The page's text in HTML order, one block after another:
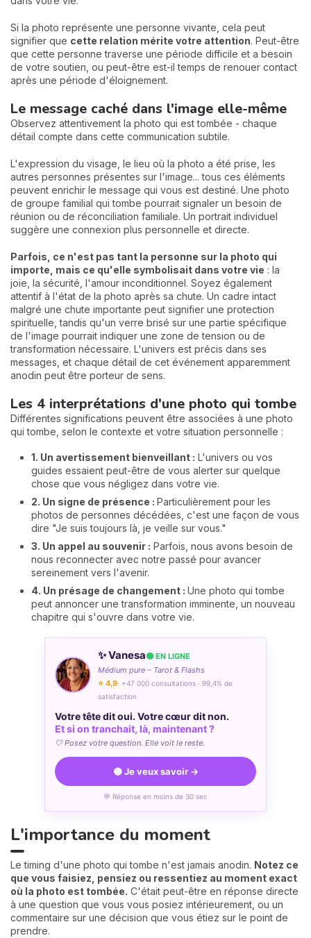
Si la photo représente une personne vivante, cela peut
signifier que cette relation mérite votre attention. Peut-être
que cette personne traverse une période difficile et a besoin
de votre soutien, ou peut-être est-il temps de renouer contact
après une période d'éloignement.
Le message caché dans l'image elle-même
Observez attentivement la photo qui est tombée - chaque
détail compte dans cette communication subtile.
L'expression du visage, le lieu où la photo a été prise, les
autres personnes présentes sur l'image... tous ces éléments
peuvent enrichir le message qui vous est destiné. Une photo
de groupe familial qui tombe pourrait signaler un besoin de
réunion ou de réconciliation familiale. Un portrait individuel
suggère une connexion plus personnelle et directe.
Parfois, ce n'est pas tant la personne sur la photo qui
importe, mais ce qu'elle symbolisait dans votre vie : la
joie, la sécurité, l'amour inconditionnel. Soyez également
attentif à l'état de la photo après sa chute. Un cadre intact
malgré une chute importante peut signifier une protection
spirituelle, tandis qu'un verre brisé sur une partie spécifique
de l'image pourrait indiquer une zone de tension ou de
transformation nécessaire. L'univers est précis dans ses
messages, et chaque détail de cet événement apparemment
anodin peut être porteur de sens.
Les 4 interprétations d'une photo qui tombe
Différentes significations peuvent être associées à une photo
qui tombe, selon le contexte et votre situation personnelle :
1. Un avertissement bienveillant : L'univers ou vos
guides essaient peut-être de vous alerter sur quelque
chose que vous négligez dans votre vie.
2. Un signe de présence : Particulièrement pour les
photos de personnes décédées, c'est une façon de vous
dire "Je suis toujours là, je veille sur vous."
3. Un appel au souvenir : Parfois, nous avons besoin de
nous reconnecter avec notre passé pour avancer
sereinement vers l'avenir.
4. Un présage de changement : Une photo qui tombe
peut annoncer une transformation imminente, un nouveau
chapitre qui s'ouvre dans votre vie.
✨ Vanesa🟢 EN LIGNE
Médium pure – Tarot & Flashs
⭐ 4,9· +47 000 consultations · 99,4% de
satisfaction
Votre tête dit oui. Votre cœur dit non.
Et si on tranchait, là, maintenant ?
🤍 Posez votre question. Elle voit le reste.
🟣 Je veux savoir →
💬 Réponse en moins de 30 sec
L'importance du moment
Le timing d'une photo qui tombe n'est jamais anodin. Notez ce
que vous faisiez, pensiez ou ressentiez au moment exact
où la photo est tombée. C'était peut-être en réponse directe
à une question que vous vous posiez intérieurement, ou un
commentaire sur une décision que vous étiez sur le point de
prendre.